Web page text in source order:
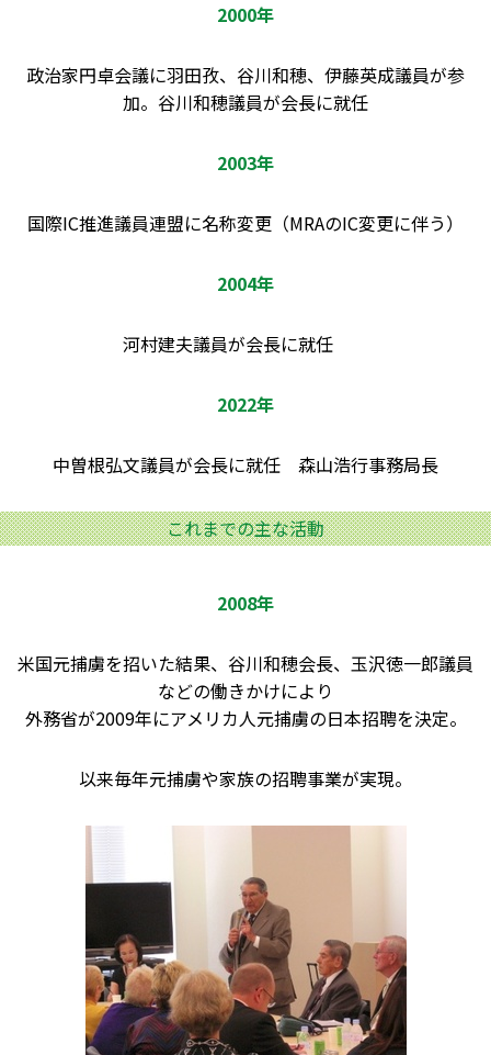
2000年
政治家円卓会議に羽田孜、谷川和穂、伊藤英成議員が参
加。谷川和穂議員が会長に就任
2003年
国際IC推進議員連盟に名称変更（MRAのIC変更に伴う）
2004年
河村建夫議員が会長に就任
2022年
中曽根弘文議員が会長に就任 森山浩行事務局長
これまでの主な活動
2008年
米国元捕虜を招いた結果、谷川和穂会長、玉沢徳一郎議員
などの働きかけにより
外務省が2009年にアメリカ人元捕虜の日本招聘を決定。
以来毎年元捕虜や家族の招聘事業が実現。